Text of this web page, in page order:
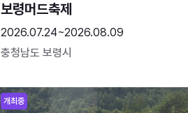
보령머드축제
2026.07.24~2026.08.09
충청남도 보령시
개최중